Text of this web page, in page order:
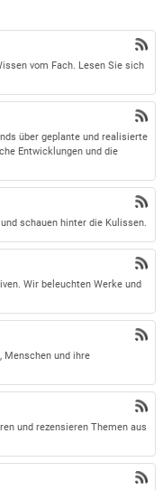
vom Fach. Lesen Sie sich
über geplante und realisierte
Entwicklungen und die
schauen hinter die Kulissen.
Wir beleuchten Werke und
Menschen und ihre
und rezensieren Themen aus